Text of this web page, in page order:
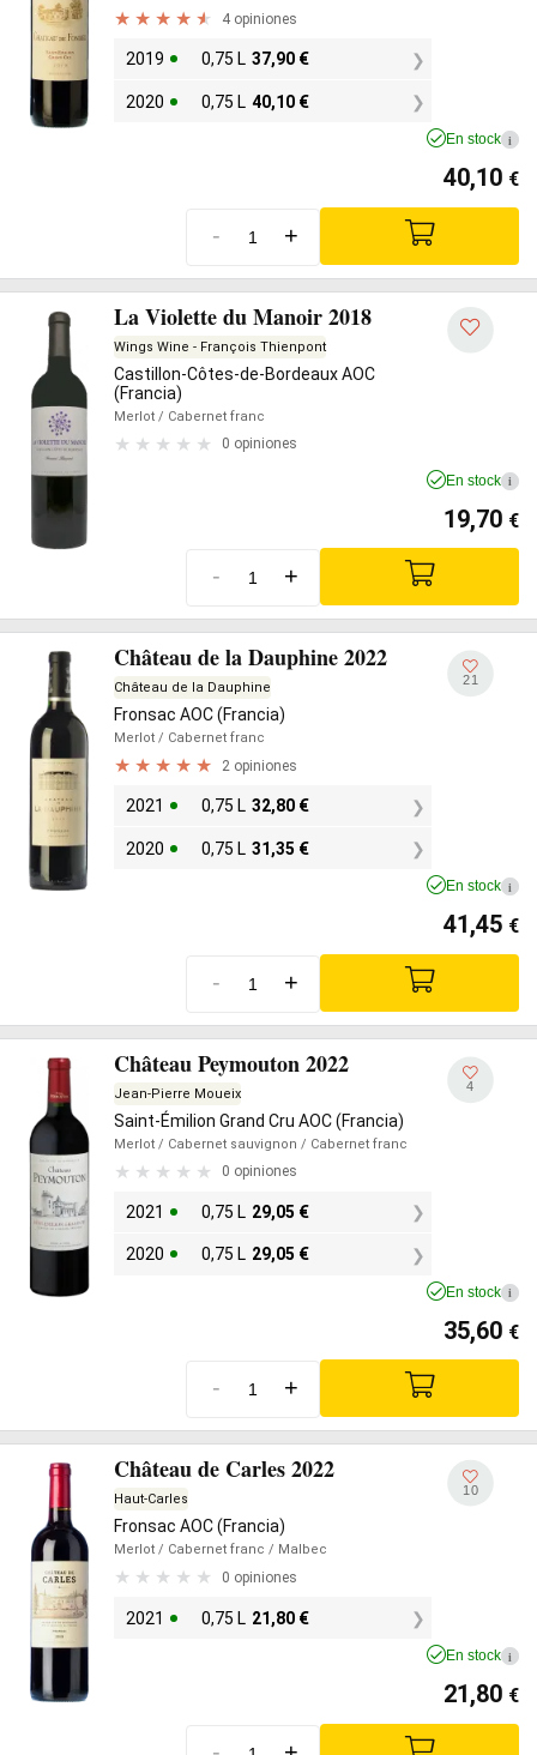
4 opiniones
2019 0,75 L 37,90 €
2020 0,75 L 40,10 €
En stock i
40,10 €
- +
La Violette du Manoir 2018
Wings Wine - François Thienpont
Castillon-Côtes-de-Bordeaux AOC
(Francia)
Merlot / Cabernet franc
0 opiniones
En stock i
19,70 €
- +
Château de la Dauphine 2022
Château de la Dauphine
Fronsac AOC (Francia)
Merlot / Cabernet franc
2 opiniones
2021 0,75 L 32,80 €
2020 0,75 L 31,35 €
21
En stock i
41,45 €
- +
Château Peymouton 2022
Jean-Pierre Moueix
Saint-Émilion Grand Cru AOC (Francia)
Merlot / Cabernet sauvignon / Cabernet franc
0 opiniones
2021 0,75 L 29,05 €
2020 0,75 L 29,05 €
4
En stock i
35,60 €
- +
Château de Carles 2022
Haut-Carles
Fronsac AOC (Francia)
Merlot / Cabernet franc / Malbec
0 opiniones
2021 0,75 L 21,80 €
10
En stock i
21,80 €